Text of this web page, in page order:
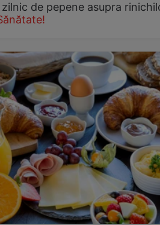
de pepene asupra